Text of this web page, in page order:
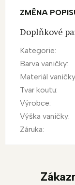
ZMĚNA
Doplňkové
Kategorie:
Barva vaničky:
Materiál vaničky
Tvar koutu:
Výrobce:
Výška vaničky:
Záruka: